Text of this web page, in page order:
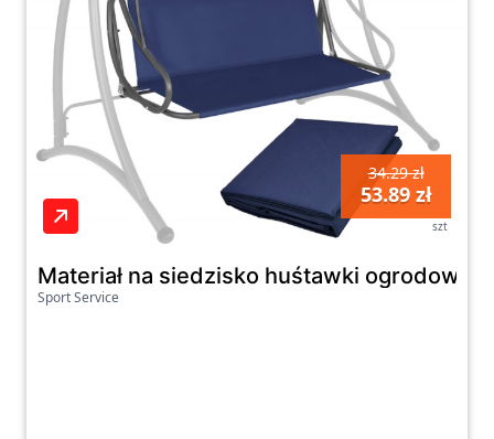
34.29 zł
53.89 zł
szt
Materiał na siedzisko huśtawki ogrodowej
Sport Service